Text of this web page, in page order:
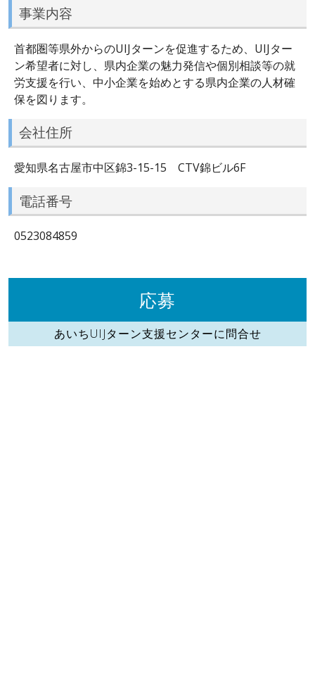
事業内容
首都圏等県外からのUIJターンを促進するため、UIJター
ン希望者に対し、県内企業の魅力発信や個別相談等の就
労支援を行い、中小企業を始めとする県内企業の人材確
保を図ります。
会社住所
愛知県名古屋市中区錦3-15-15 CTV錦ビル6F
電話番号
0523084859
応募
あいちUIJターン支援センターに問合せ